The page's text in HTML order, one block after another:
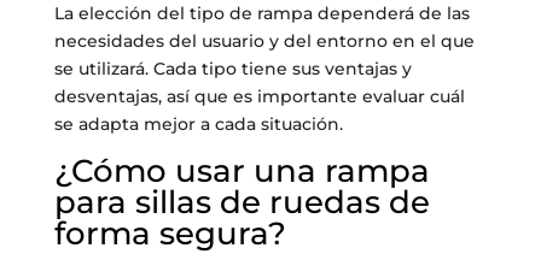
La elección del tipo de rampa dependerá de las
necesidades del usuario y del entorno en el que
se utilizará. Cada tipo tiene sus ventajas y
desventajas, así que es importante evaluar cuál
se adapta mejor a cada situación.
¿Cómo usar una rampa
para sillas de ruedas de
forma segura?